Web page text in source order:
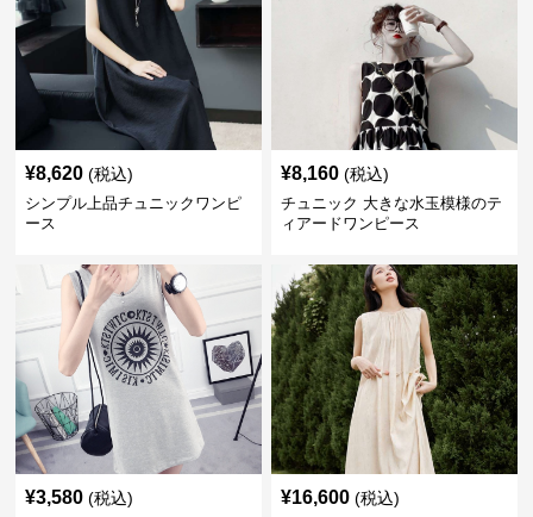
¥8,620 (税込)
シンプル上品チュニックワンピ
ース
¥8,160 (税込)
チュニック 大きな水玉模様のテ
ィアードワンピース
¥3,580 (税込) ¥16,600 (税込)